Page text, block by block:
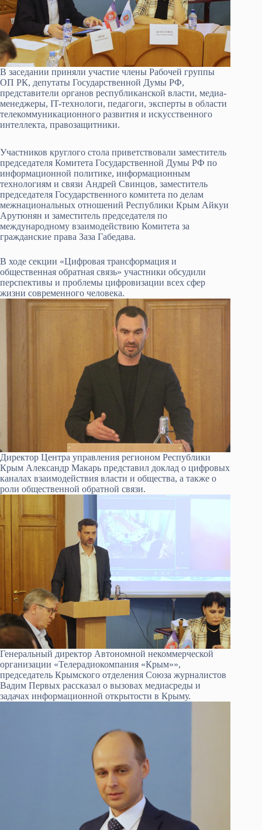
В заседании приняли участие члены Рабочей группы
ОП РК, депутаты Государственной Думы РФ,
представители органов республиканской власти, медиа-
менеджеры, IT-технологи, педагоги, эксперты в области
телекоммуникационного развития и искусственного
интеллекта, правозащитники.
Участников круглого стола приветствовали заместитель
председателя Комитета Государственной Думы РФ по
информационной политике, информационным
технологиям и связи Андрей Свинцов, заместитель
председателя Государственного комитета по делам
межнациональных отношений Республики Крым Айкуи
Арутюнян и заместитель председателя по
международному взаимодействию Комитета за
гражданские права Заза Габедава.
В ходе секции «Цифровая трансформация и
общественная обратная связь» участники обсудили
перспективы и проблемы цифровизации всех сфер
жизни современного человека.
Директор Центра управления регионом Республики
Крым Александр Макарь представил доклад о цифровых
каналах взаимодействия власти и общества, а также о
роли общественной обратной связи.
Генеральный директор Автономной некоммерческой
организации «Телерадиокомпания «Крым»»,
председатель Крымского отделения Союза журналистов
Вадим Первых рассказал о вызовах медиасреды и
задачах информационной открытости в Крыму.